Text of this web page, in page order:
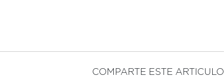
COMPARTE ESTE ARTICULO